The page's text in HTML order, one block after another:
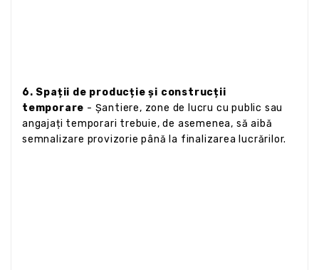
6. Spații de producție și construcții
temporare - Șantiere, zone de lucru cu public sau
angajați temporari trebuie, de asemenea, să aibă
semnalizare provizorie până la finalizarea lucrărilor.